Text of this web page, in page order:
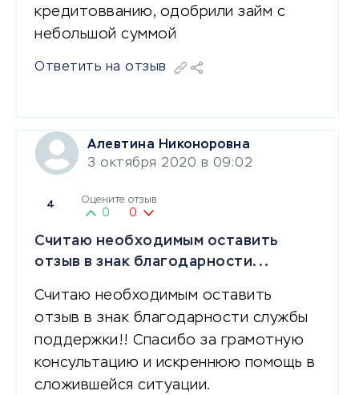
кредитовванию, одобрили займ с
небольшой суммой
Ответить на отзыв
Алевтина Никоноровна
3 октября 2020 в 09:02
4 Оцените отзыв
0 0
Считаю необходимым оставить
отзыв в знак благодарности...
Считаю необходимым оставить
отзыв в знак благодарности службы
поддержки!! Спасибо за грамотную
консультацию и искреннюю помощь в
сложившейся ситуации.